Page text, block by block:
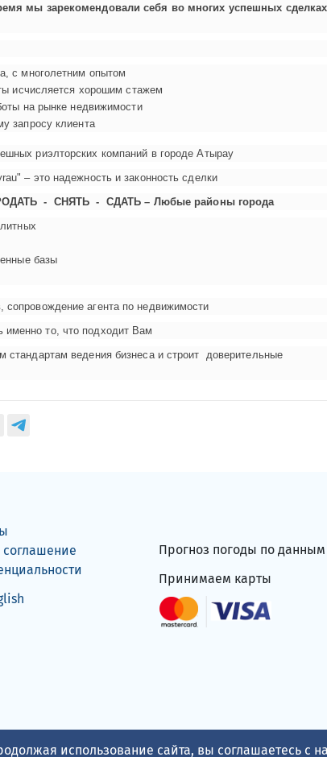
мы зарекомендовали себя во многих успешных
с многолетним опытом
исчисляется хорошим стажем
на рынке недвижимости
запросу клиента
риэлторских компаний в городе Атырау
– это надежность и законность сделки
- СНЯТЬ - СДАТЬ – Любые районы города
базы
агента по недвижимости
именно то, что подходит Вам
стандартам ведения бизнеса и строит доверительные
соглашение
Прогноз погоды по
Принимаем карты
использование сайта, вы соглашаетесь с